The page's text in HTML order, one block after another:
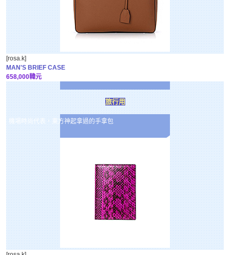
[rosa.k]
MAN'S BRIEF CASE
658,000韓元
旅行用
機場時尚代表，東方神起拿過的手拿包